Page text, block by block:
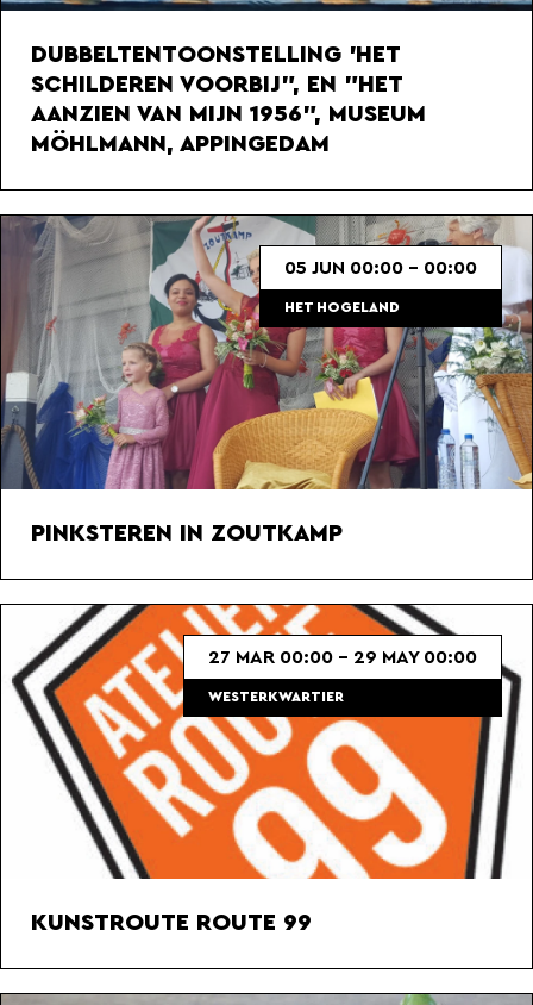
DUBBELTENTOONSTELLING 'HET
SCHILDEREN VOORBIJ", EN "HET
AANZIEN VAN MIJN 1956", MUSEUM
MÖHLMANN, APPINGEDAM
05 JUN 00:00 - 00:00
HET HOGELAND
PINKSTEREN IN ZOUTKAMP
27 MAR 00:00 - 29 MAY 00:00
WESTERKWARTIER
KUNSTROUTE ROUTE 99